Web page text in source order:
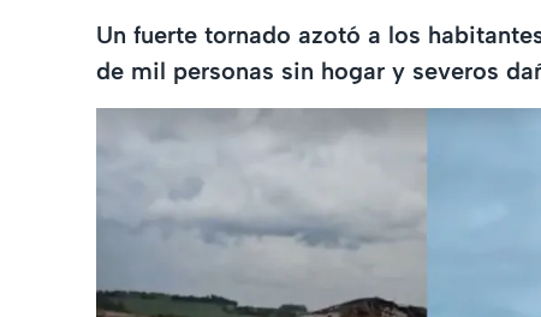
Un fuerte tornado azotó a los
de mil personas sin hogar y severos